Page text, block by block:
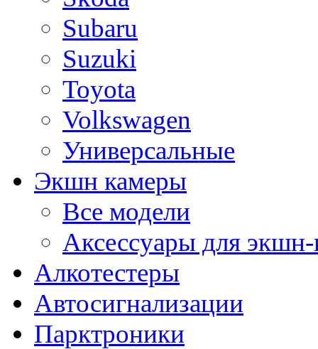
Subaru
Suzuki
Toyota
Volkswagen
Универсальные
Экшн камеры
Все модели
Аксессуары для
Алкотестеры
Автосигнализации
Парктроники